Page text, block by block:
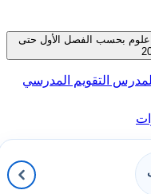
بحسب 16 في مادة علوم بحسب الفصل الأول حتى
التقويم المدرسي